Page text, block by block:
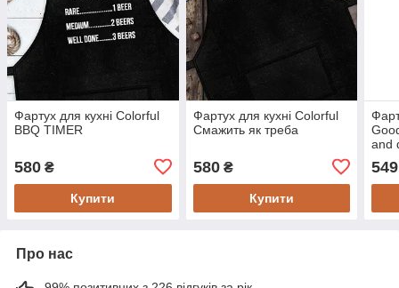
Фартух для кухні Сolorful
BBQ TIMER
580 ₴
Купити
Фартух для кухні Сolorful
Смажить як треба
580₴
Купити
and
549
Про нас